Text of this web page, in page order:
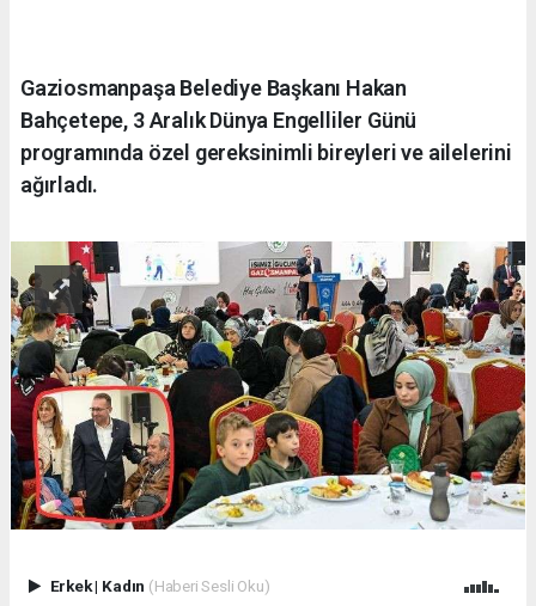
Gaziosmanpaşa Belediye Başkanı Hakan
Bahçetepe, 3 Aralık Dünya Engelliler Günü
programında özel gereksinimli bireyleri ve ailelerini
ağırladı.
Erkek| Kadın (Haberi Sesli Oku)